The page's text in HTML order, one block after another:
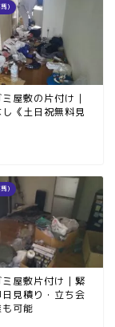
)
屋敷の片付け｜
《土日祝無料見
)
屋敷片付け｜緊
見積り・立ち会
可能